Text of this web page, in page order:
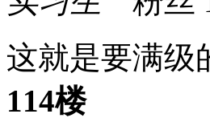
这就是要满级
114楼